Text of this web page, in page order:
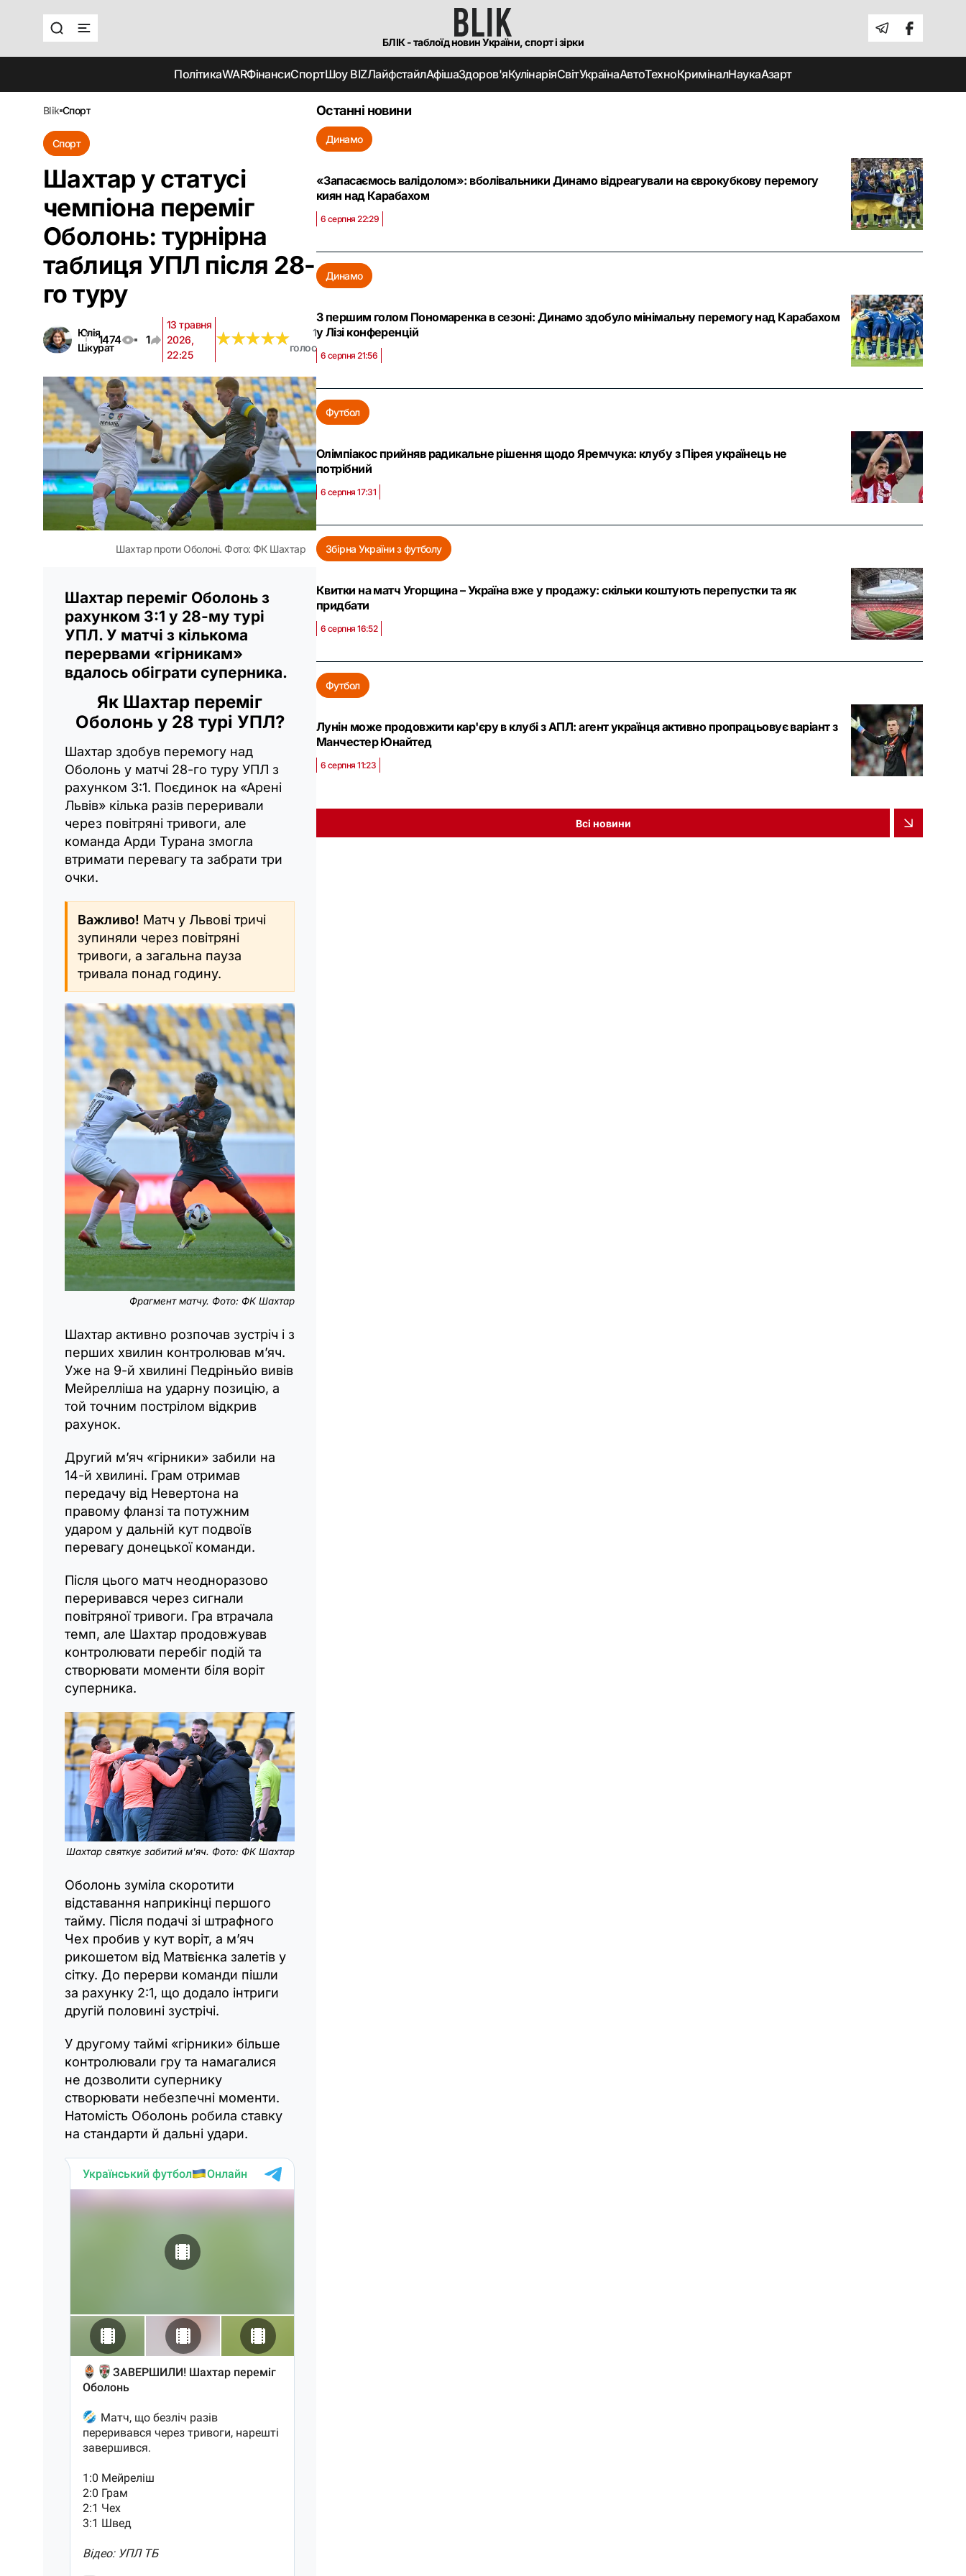
БЛІК - таблоїд новин України, спорт і зірки
ПолітикаWARФінансиСпортШоу BIZЛайфстайлАфішаЗдоров'яКулінаріяСвітУкраїнаАвтоТехноКриміналНаукаАзарт
blik спорт
Спорт
Шахтар у статусі
чемпіона переміг
Оболонь: турнірна
таблиця УПЛ після 28-
го туру
Юлія
Шкурат
1474 1
13 травня
2026,
22:25
★★★★★
★★★★★
1
голос
Шахтар проти Оболоні. Фото: ФК Шахтар
Шахтар переміг Оболонь з
рахунком 3:1 у 28-му турі
УПЛ. У матчі з кількома
перервами «гірникам»
вдалось обіграти суперника.
Як Шахтар переміг
Оболонь у 28 турі УПЛ?
Шахтар здобув перемогу над
Оболонь у матчі 28-го туру УПЛ з
рахунком 3:1. Поєдинок на «Арені
Львів» кілька разів переривали
через повітряні тривоги, але
команда Арди Турана змогла
втримати перевагу та забрати три
очки.
Важливо! Матч у Львові тричі
зупиняли через повітряні
тривоги, а загальна пауза
тривала понад годину.
Фрагмент матчу. Фото: ФК Шахтар
Шахтар активно розпочав зустріч і з
перших хвилин контролював м’яч.
Уже на 9-й хвилині Педріньйо вивів
Мейрелліша на ударну позицію, а
той точним пострілом відкрив
рахунок.
Другий м’яч «гірники» забили на
14-й хвилині. Грам отримав
передачу від Невертона на
правому фланзі та потужним
ударом у дальній кут подвоїв
перевагу донецької команди.
Після цього матч неодноразово
переривався через сигнали
повітряної тривоги. Гра втрачала
темп, але Шахтар продовжував
контролювати перебіг подій та
створювати моменти біля воріт
суперника.
Шахтар святкує забитий м'яч. Фото: ФК Шахтар
Оболонь зуміла скоротити
відставання наприкінці першого
тайму. Після подачі зі штрафного
Чех пробив у кут воріт, а м’яч
рикошетом від Матвієнка залетів у
сітку. До перерви команди пішли
за рахунку 2:1, що додало інтриги
другій половині зустрічі.
У другому таймі «гірники» більше
контролювали гру та намагалися
не дозволити супернику
створювати небезпечні моменти.
Натомість Оболонь робила ставку
на стандарти й дальні удари.
Останні новини
Динамо
«Запасаємось валідолом»: вболівальники Динамо відреагували на єврокубкову перемогу
киян над Карабахом
6 серпня 22:29
Динамо
З першим голом Пономаренка в сезоні: Динамо здобуло мінімальну перемогу над Карабахом
у Лізі конференцій
6 серпня 21:56
Футбол
Олімпіакос прийняв радикальне рішення щодо Яремчука: клубу з Пірея українець не
потрібний
6 серпня 17:31
Збірна України з футболу
Квитки на матч Угорщина – Україна вже у продажу: скільки коштують перепустки та як
придбати
6 серпня 16:52
Футбол
Лунін може продовжити кар'єру в клубі з АПЛ: агент українця активно пропрацьовує варіант з
Манчестер Юнайтед
6 серпня 11:23
Всі новини